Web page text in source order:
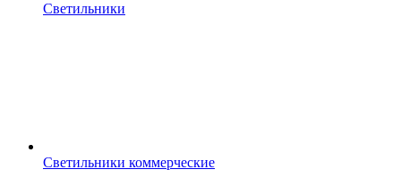
Светильники
Светильники коммерческие